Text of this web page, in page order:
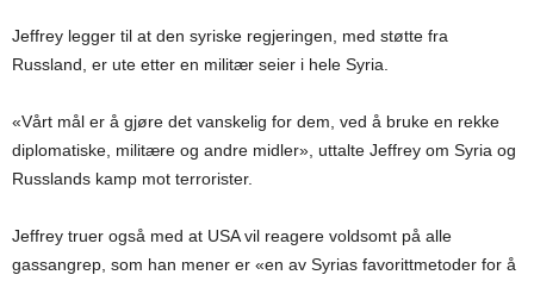
Jeffrey legger til at den syriske regjeringen, med støtte fra
Russland, er ute etter en militær seier i hele Syria.
«Vårt mål er å gjøre det vanskelig for dem, ved å bruke en rekke
diplomatiske, militære og andre midler», uttalte Jeffrey om Syria og
Russlands kamp mot terrorister.
Jeffrey truer også med at USA vil reagere voldsomt på alle
gassangrep, som han mener er «en av Syrias favorittmetoder for å